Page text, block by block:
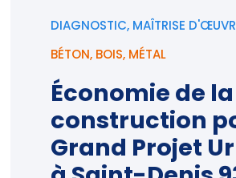
DIAGNOSTIC, MAÎTRISE
BÉTON, BOIS, MÉTAL
Économie de la
construction
Grand Projet